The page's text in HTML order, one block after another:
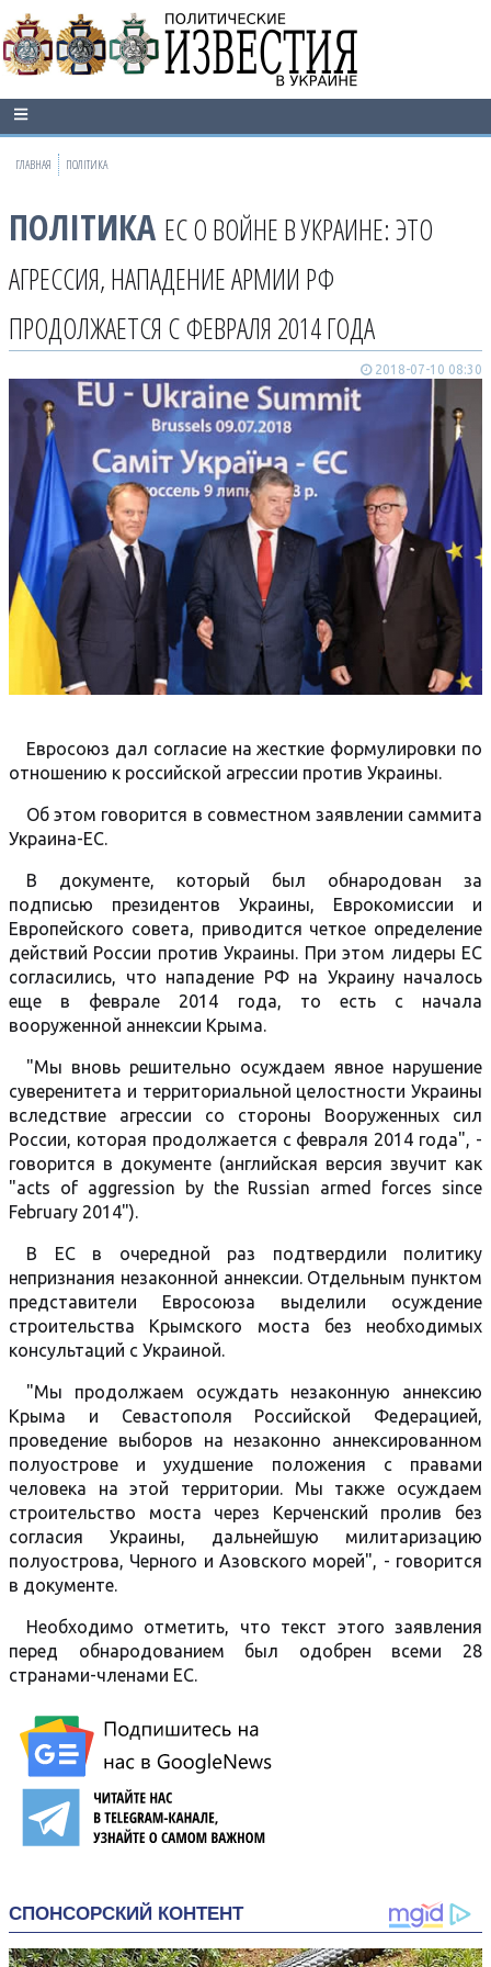
ГЛАВНАЯ ПОЛІТИКА
ПОЛІТИКА ЕС О ВОЙНЕ В УКРАИНЕ: ЭТО
АГРЕССИЯ, НАПАДЕНИЕ АРМИИ РФ
ПРОДОЛЖАЕТСЯ С ФЕВРАЛЯ 2014 ГОДА
2018-07-10 08:30
Евросоюз дал согласие на жесткие формулировки по
отношению к российской агрессии против Украины.
Об этом говорится в совместном заявлении саммита
Украина-ЕС.
В документе, который был обнародован за
подписью президентов Украины, Еврокомиссии и
Европейского совета, приводится четкое определение
действий России против Украины. При этом лидеры ЕС
согласились, что нападение РФ на Украину началось
еще в феврале 2014 года, то есть с начала
вооруженной аннексии Крыма.
"Мы вновь решительно осуждаем явное нарушение
суверенитета и территориальной целостности Украины
вследствие агрессии со стороны Вооруженных сил
России, которая продолжается с февраля 2014 года", -
говорится в документе (английская версия звучит как
"acts of aggression by the Russian armed forces since
February 2014").
В ЕС в очередной раз подтвердили политику
непризнания незаконной аннексии. Отдельным пунктом
представители Евросоюза выделили осуждение
строительства Крымского моста без необходимых
консультаций с Украиной.
"Мы продолжаем осуждать незаконную аннексию
Крыма и Севастополя Российской Федерацией,
проведение выборов на незаконно аннексированном
полуострове и ухудшение положения с правами
человека на этой территории. Мы также осуждаем
строительство моста через Керченский пролив без
согласия Украины, дальнейшую милитаризацию
полуострова, Черного и Азовского морей", - говорится
в документе.
Необходимо отметить, что текст этого заявления
перед обнародованием был одобрен всеми 28
странами-членами ЕС.